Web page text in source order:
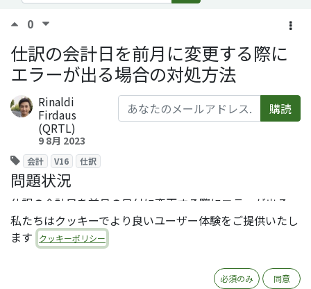
0
仕訳の会計日を前月に変更する際に
エラーが出る場合の対処方法
Rinaldi
Firdaus
(QRTL)
9 8月 2023
購読
会計 V16 仕訳
問題状況
仕訳の会計日を前月の日付に変更する際にエラーが出る。
例えば仕訳（記帳済）の会計日を8月9日から7月31日に変
更したい場合、会計日を変更して保存しようとすると、仕
私たちはクッキーでより良いユーザー体験をご提供いたし
ます
クッキーポリシー
必須のみ 同意